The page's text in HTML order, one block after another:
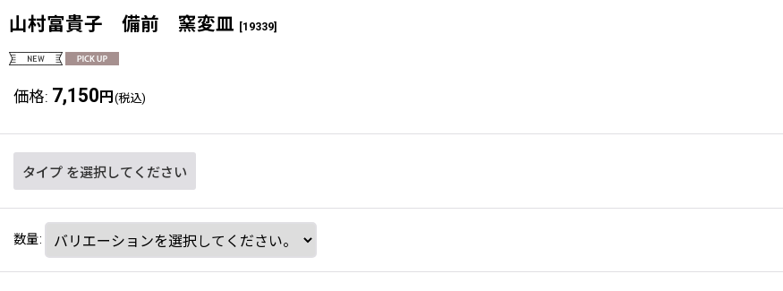
山村富貴子 備前 窯変皿 [19339]
価格: 7,150 円 (税込)
タイプ を選択してください
数量: